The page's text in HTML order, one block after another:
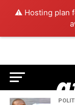
⚠️ Hosting plan